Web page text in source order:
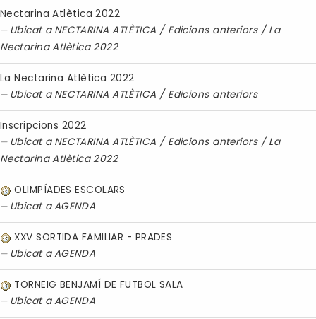
Nectarina Atlètica 2022
Ubicat a NECTARINA ATLÈTICA / Edicions anteriors / La
Nectarina Atlètica 2022
La Nectarina Atlètica 2022
Ubicat a NECTARINA ATLÈTICA / Edicions anteriors
Inscripcions 2022
Ubicat a NECTARINA ATLÈTICA / Edicions anteriors / La
Nectarina Atlètica 2022
OLIMPÍADES ESCOLARS
Ubicat aAGENDA
XXV SORTIDA FAMILIAR - PRADES
Ubicat aAGENDA
TORNEIG BENJAMÍ DE FUTBOL SALA
Ubicat aAGENDA